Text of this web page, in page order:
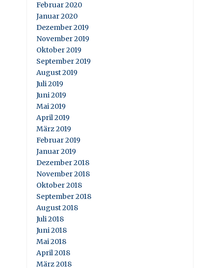
Februar 2020
Januar 2020
Dezember 2019
November 2019
Oktober 2019
September 2019
August 2019
Juli 2019
Juni 2019
Mai 2019
April 2019
März 2019
Februar 2019
Januar 2019
Dezember 2018
November 2018
Oktober 2018
September 2018
August 2018
Juli 2018
Juni 2018
Mai 2018
April 2018
März 2018